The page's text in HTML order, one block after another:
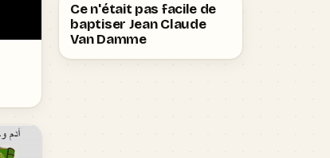
Ce n'était pas facile de
baptiser Jean Claude
Van Damme